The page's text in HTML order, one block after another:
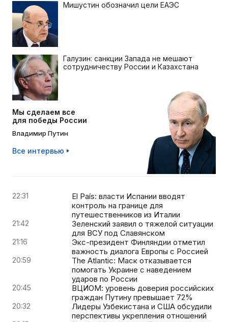
Мишустин обозначил цели ЕАЭС
Галузин: санкции Запада не мешают
сотрудничеству России и Казахстана
Мы сделаем все
для победы России
Владимир Путин
Все интервью
22:31
El País: власти Испании вводят
контроль на границе для
путешественников из Италии
21:42
Зеленский заявил о тяжелой ситуации
для ВСУ под Славянском
21:16
Экс-президент Финляндии отметил
важность диалога Европы с Россией
20:59
The Atlantic: Маск отказывается
помогать Украине с наведением
ударов по России
20:45
ВЦИОМ: уровень доверия российских
граждан Путину превышает 72%
20:32
Лидеры Узбекистана и США обсудили
перспективы укрепления отношений